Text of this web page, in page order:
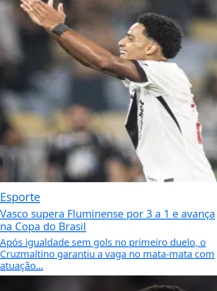
Esporte
Vasco supera Fluminense por 3 a 1 e avança
na Copa do Brasil
Após igualdade sem gols no primeiro duelo, o
Cruzmaltino garantiu a vaga no mata-mata com
atuação...